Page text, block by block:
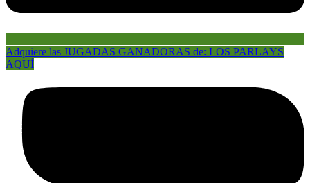
Adquiere las JUGADAS GANADORAS de: LOS PARLAYS
AQUÍ